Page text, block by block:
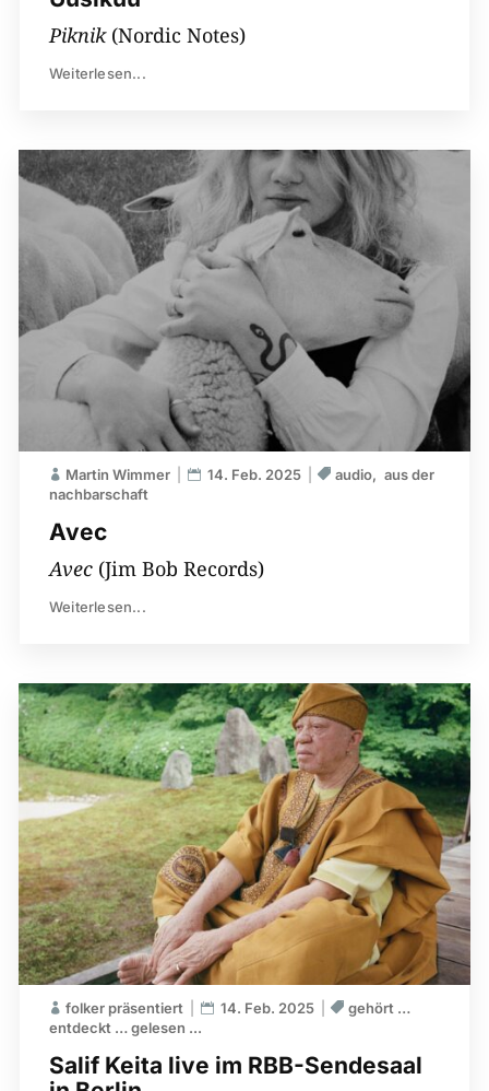
Piknik(Nordic Notes)
Weiterlesen...
Avec
Martin Wimmer 14. Feb. 2025 audio
aus der
nachbarschaft
Avec(Jim Bob Records)
Weiterlesen...
Salif Keita live im RBB-Sendesaal
folker präsentiert 14. Feb. 2025
gehört …
entdeckt … gelesen ...